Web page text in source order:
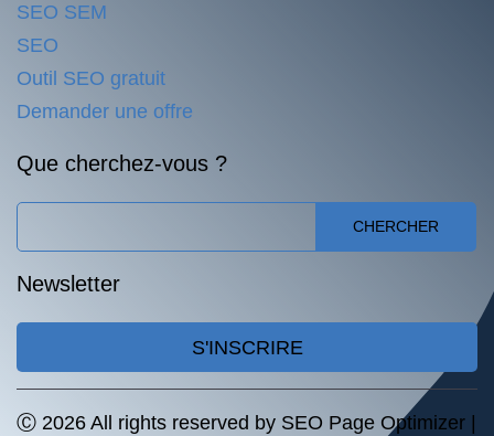
SEO SEM
SEO
Outil SEO gratuit
Demander une offre
Que cherchez-vous ?
CHERCHER
Newsletter
S'INSCRIRE
Ⓒ 2026 All rights reserved by SEO Page Optimizer |